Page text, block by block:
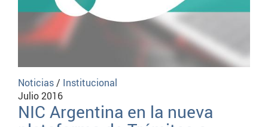
Noticias/ Institucional
Julio 2016
NIC Argentina en la nueva